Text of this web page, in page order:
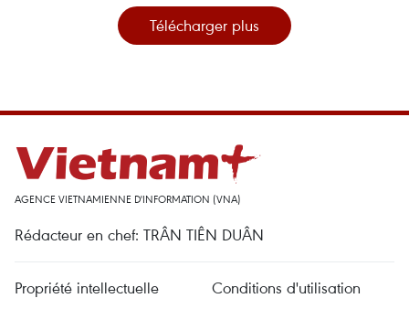
Télécharger plus
AGENCE VIETNAMIENNE D'INFORMATION (VNA)
Rédacteur en chef: TRÂN TIÊN DUÂN
Propriété intellectuelle
Conditions d'utilisation